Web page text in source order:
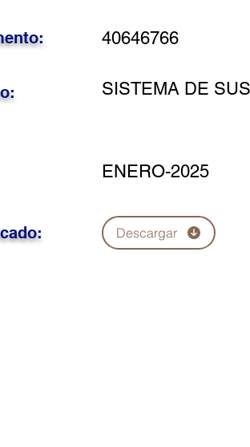
40646766
SISTEMA DE
ENERO-2025
Descargar